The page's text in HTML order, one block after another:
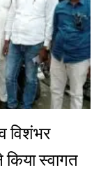
विशंभर
किया स्वागत